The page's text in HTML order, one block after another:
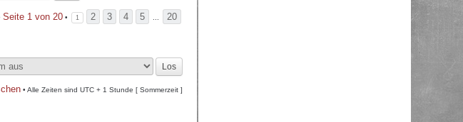
Seite 1 von 20 • 1 2 3 4 5 20
• Alle Zeiten sind UTC + 1 Stunde [ Sommerzeit ]